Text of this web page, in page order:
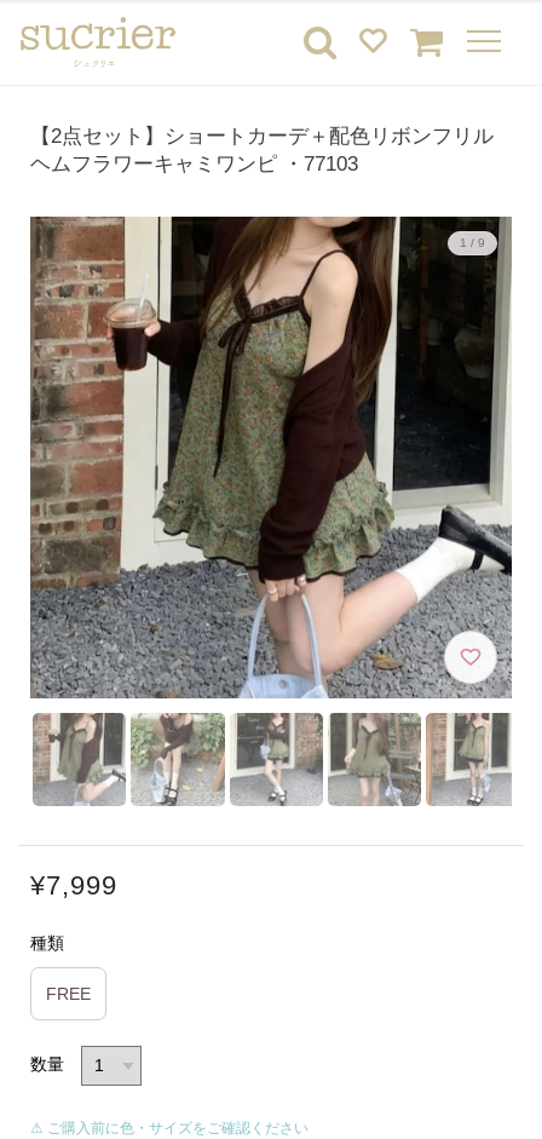
【2点セット】ショートカーデ＋配色リボンフリル
ヘムフラワーキャミワンピ ・77103
1 / 9
¥7,999
種類
FREE
数量
⚠ ご購入前に色・サイズをご確認ください